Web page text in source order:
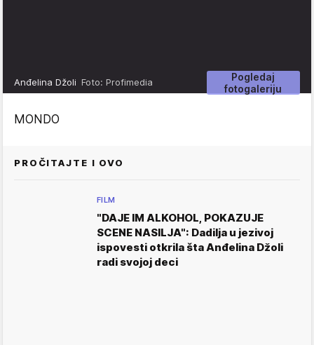
Pogledaj
fotogaleriju
Anđelina Džoli Foto: Profimedia
MONDO
PROČITAJTE I OVO
FILM
"DAJE IM ALKOHOL, POKAZUJE
SCENE NASILJA": Dadilja u jezivoj
ispovesti otkrila šta Anđelina Džoli
radi svojoj deci